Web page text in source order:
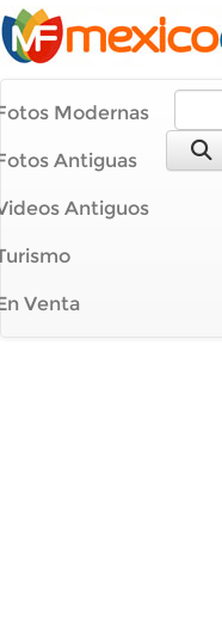
Modernas
Antiguas
Antiguos
Venta